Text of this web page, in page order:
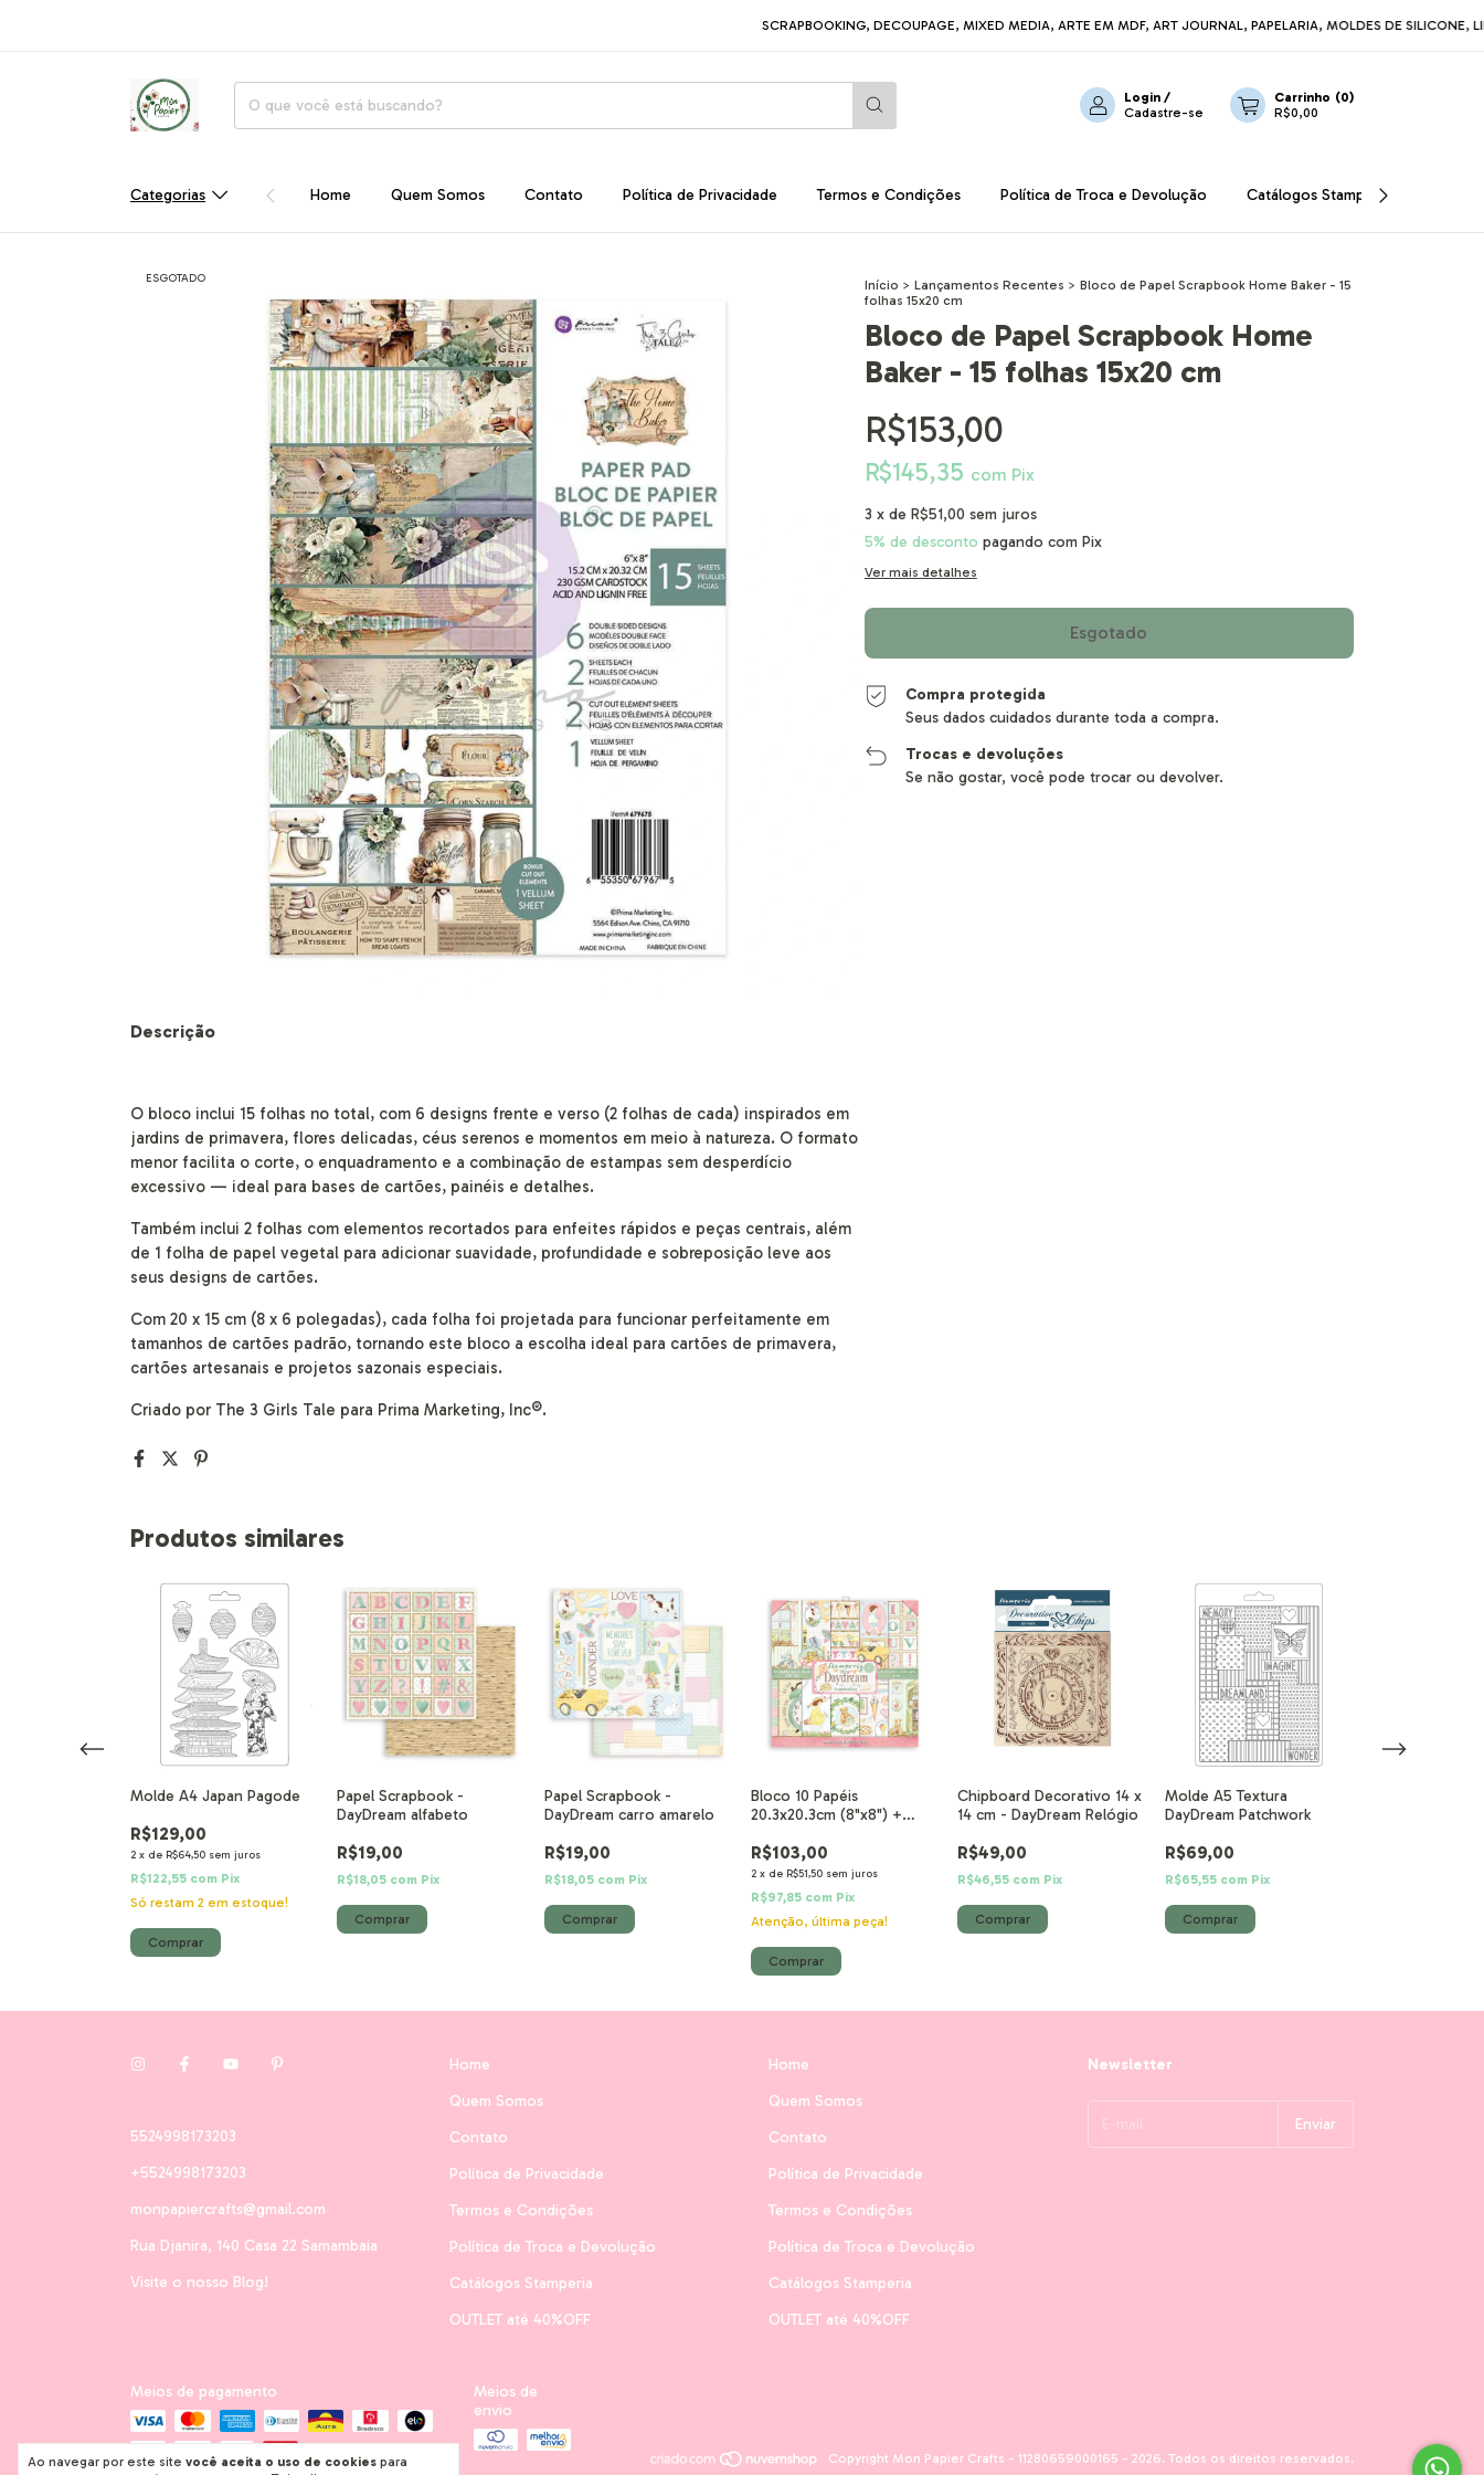
SCRAPBOOKING, DECOUPAGE, MIXED MEDIA, ARTE EM MDF, ART JOURNAL, PAPELARIA, MOLDES DE SILICONE,
Login /
Cadastre-se
Carrinho (0)
R$0,00
Categorias Home Quem Somos Contato Política de Privacidade Termos e Condições Política de Troca e Devolução Catálogos Stamperia
Ao navegar por este site você aceita o uso de cookies para
ESGOTADO Início > Lançamentos Recentes > Bloco de Papel Scrapbook Home Baker - 15
folhas 15x20 cm
Bloco de Papel Scrapbook Home
Baker - 15 folhas 15x20 cm
R$153,00
R$145,35 com Pix
3 x de R$51,00 sem juros
5% de desconto pagando com Pix
Ver mais detalhes
Compra protegida
Seus dados cuidados durante toda a compra.
Trocas e devoluções
Se não gostar, você pode trocar ou devolver.
Descrição
O bloco inclui 15 folhas no total, com 6 designs frente e verso (2 folhas de cada) inspirados em
jardins de primavera, flores delicadas, céus serenos e momentos em meio à natureza. O formato
menor facilita o corte, o enquadramento e a combinação de estampas sem desperdício
excessivo — ideal para bases de cartões, painéis e detalhes.
Também inclui 2 folhas com elementos recortados para enfeites rápidos e peças centrais, além
de 1 folha de papel vegetal para adicionar suavidade, profundidade e sobreposição leve aos
seus designs de cartões.
Com 20 x 15 cm (8 x 6 polegadas), cada folha foi projetada para funcionar perfeitamente em
tamanhos de cartões padrão, tornando este bloco a escolha ideal para cartões de primavera,
cartões artesanais e projetos sazonais especiais.
Criado por The 3 Girls Tale para Prima Marketing, Inc®.
Produtos similares
Molde A4 Japan Pagode
R$129,00
2 x de R$64,50 sem juros
R$122,55 com Pix
Só restam 2 em estoque!
Papel Scrapbook -
DayDream alfabeto
R$19,00
R$18,05 com Pix
Papel Scrapbook -
DayDream carro amarelo
R$19,00
R$18,05 com Pix
Bloco 10 Papéis
20.3x20.3cm (8"x8") +
R$103,00
2 x de R$51,50 sem juros
R$97,85 com Pix
Atenção, última peça!
Chipboard Decorativo 14 x
14 cm - DayDream Relógio
R$49,00
R$46,55 com Pix
Molde A5 Textura
DayDream Patchwork
R$69,00
R$65,55 com Pix
5524998173203
+5524998173203
monpapiercrafts@gmail.com
Rua Djanira, 140 Casa 22 Samambaia
Visite o nosso Blog!
Home
Quem Somos
Contato
Política de Privacidade
Termos e Condições
Política de Troca e Devolução
Catálogos Stamperia
OUTLET até 40%OFF
Home
Quem Somos
Contato
Política de Privacidade
Termos e Condições
Política de Troca e Devolução
Catálogos Stamperia
OUTLET até 40%OFF
Newsletter
Meios de pagamento
Meios de
envio
Copyright Mon Papier Crafts - 11280659000165 - 2026. Todos os direitos reservados.